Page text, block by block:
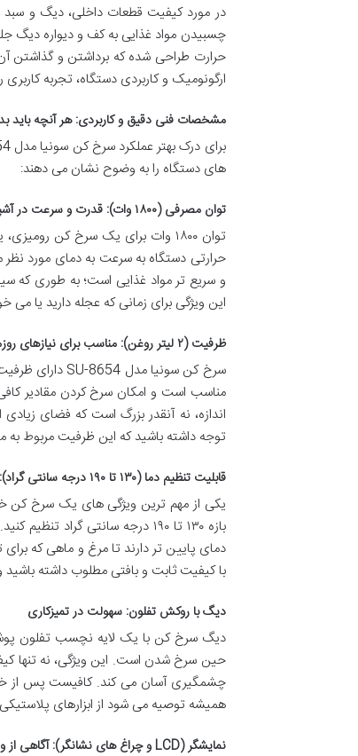
در مورد کیفیت قطعات داخلی، دیگ و
چسبیدن مواد غذایی به کف و دیواره دیگ
حرارت طراحی شده که برداشتن و گذاشتن
ارگونومیک و کاربردی دستگاه، تجربه
مشخصات فنی دقیق و کاربردی: هر آنچه باید
های دستگاه را به وضوح نشان می دهند:
توان مصرفی (۱۸۰۰ وات): قدرت و سرعت در آشپزخانه
توان ۱۸۰۰ وات برای یک سرخ کن
حرارتی دستگاه به سرعت به دمای مورد
و سریع تر مواد غذایی است؛ به طوری که
این ویژگی برای زمانی که عجله دارید یا می
ظرفیت (۲ لیتر روغن): مناسب برای نیازهای روزمره
مناسب است و امکان سرخ کردن مقادیر
اندازه، نه آنقدر بزرگ است که فضای
توجه داشته باشید که این ظرفیت مربوط به
قابلیت تنظیم دما (۱۳۰ تا ۱۹۰ درجه سانتی گراد): کنترل دقیق برای پخت ایده آل
بازه ۱۳۰ تا ۱۹۰ درجه سانتی
دمای پایین تر دارند تا مرغ و ماهی که
با کیفیت ثابت و بافتی مطلوب داشته
دیگ با روکش تفلون: سهولت در تمیزکاری
دیگ سرخ کن با یک لایه نچسب تفلون
حین سرخ شدن است. این ویژگی، نه تنها
چشمگیری آسان می کند. کافیست پس از
همیشه توصیه می شود از ابزارهای
نمایشگر (LCD و چراغ های نشانگر): آگاهی از وضعیت دستگاه